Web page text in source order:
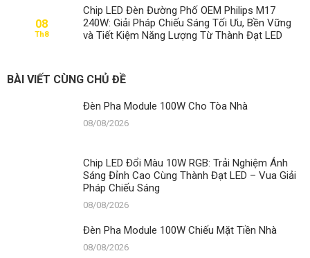
Module
100W
Chiếu
Mặt
08
Th8
Chip LED Đèn Đường Phố OEM Philips M17
240W: Giải Pháp Chiếu Sáng Tối Ưu, Bền Vững
và Tiết Kiệm Năng Lượng Từ Thành Đạt LED
BÀI VIẾT CÙNG CHỦ ĐỀ
Đèn Pha Module 100W Cho Tòa Nhà
08/08/2026
Chip LED Đổi Màu 10W RGB: Trải Nghiệm Ánh
Sáng Đỉnh Cao Cùng Thành Đạt LED – Vua Giải
Pháp Chiếu Sáng
08/08/2026
Đèn Pha Module 100W Chiếu Mặt Tiền Nhà
08/08/2026